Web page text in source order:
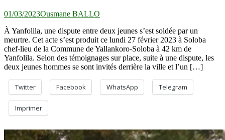
01/03/2023Ousmane BALLO
À Yanfolila, une dispute entre deux jeunes s’est soldée par un
meurtre. Cet acte s’est produit ce lundi 27 février 2023 à Soloba
chef-lieu de la Commune de Yallankoro-Soloba à 42 km de
Yanfolila. Selon des témoignages sur place, suite à une dispute, les
deux jeunes hommes se sont invités derrière la ville et l’un […]
Twitter Facebook WhatsApp Telegram
Imprimer